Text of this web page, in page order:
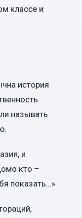
классе и
история
называть
и
кто –
показать…»